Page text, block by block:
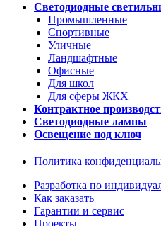
Светодиодные
Промышленные
Спортивные
Уличные
Ландшафтные
Офисные
Для школ
Для сферы ЖКХ
Контрактное
Светодиодные лампы
Освещение под ключ
Политика
Разработка по
Как заказать
Гарантии и сервис
Проекты